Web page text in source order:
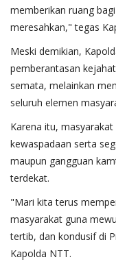
memberikan ruang
meresahkan," tegas
Meski demikian,
pemberantasan
semata, melainkan
seluruh elemen
Karena itu,
kewaspadaan serta
maupun gangguan
terdekat.
"Mari kita terus
masyarakat guna
tertib, dan kondusif di
Kapolda NTT.